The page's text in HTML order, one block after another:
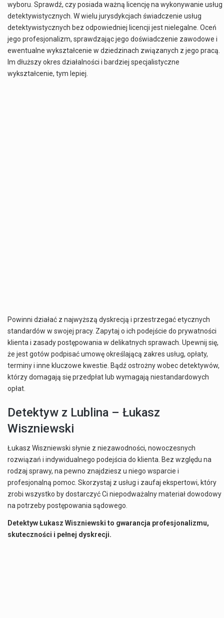
wyboru. Sprawdź, czy posiada ważną licencję na wykonywanie usług
detektywistycznych. W wielu jurysdykcjach świadczenie usług
detektywistycznych bez odpowiedniej licencji jest nielegalne. Oceń
jego profesjonalizm, sprawdzając jego doświadczenie zawodowe i
ewentualne wykształcenie w dziedzinach związanych z jego pracą.
Im dłuższy okres działalności i bardziej specjalistyczne
wykształcenie, tym lepiej.
Powinni działać z najwyższą dyskrecją i przestrzegać etycznych
standardów w swojej pracy. Zapytaj o ich podejście do prywatności
klienta i zasady postępowania w delikatnych sprawach. Upewnij się,
że jest gotów podpisać umowę określającą zakres usług, opłaty,
terminy i inne kluczowe kwestie. Bądź ostrożny wobec detektywów,
którzy domagają się przedpłat lub wymagają niestandardowych
opłat.
Detektyw z Lublina – Łukasz
Wiszniewski
Łukasz Wiszniewski słynie z niezawodności, nowoczesnych
rozwiązań i indywidualnego podejścia do klienta. Bez względu na
rodzaj sprawy, na pewno znajdziesz u niego wsparcie i
profesjonalną pomoc. Skorzystaj z usług i zaufaj ekspertowi, który
zrobi wszystko by dostarczyć Ci niepodważalny materiał dowodowy
na potrzeby postępowania sądowego.
Detektyw Łukasz Wiszniewski to gwarancja profesjonalizmu,
skuteczności i pełnej dyskrecji.